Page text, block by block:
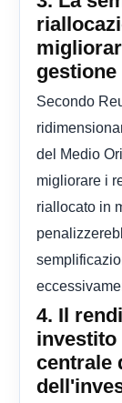
Secondo
del Medio
migliorare i
riallocato in
4. Il
investito
centrale